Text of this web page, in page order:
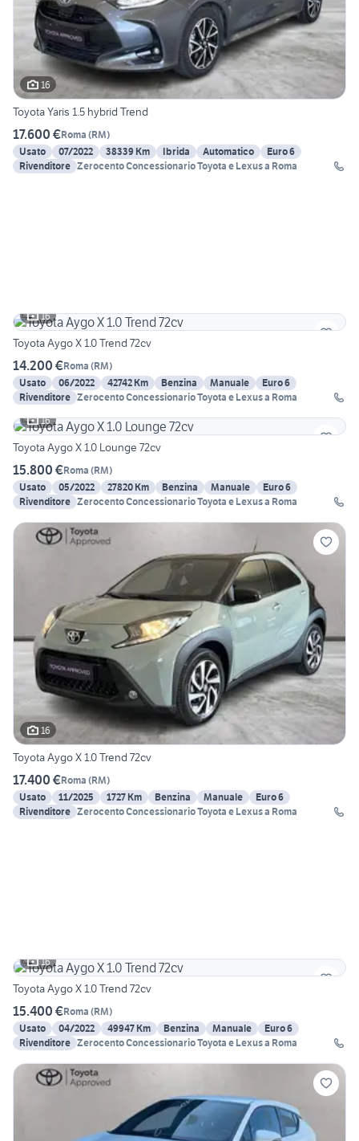
16
Toyota Yaris 1.5 hybrid Trend
17.600 €Roma (RM)
Usato
07/2022 38339 Km Ibrida Automatico
Euro 6
Rivenditore Zerocento Concessionario Toyota e Lexus a Roma
16
Toyota Aygo X 1.0 Trend 72cv
14.200 €Roma (RM)
Usato
06/2022 42742 Km Benzina Manuale
Euro 6
Rivenditore Zerocento Concessionario Toyota e Lexus a Roma
16
Toyota Aygo X 1.0 Lounge 72cv
15.800 €Roma (RM)
Usato
05/2022 27820 Km Benzina Manuale
Euro 6
Rivenditore Zerocento Concessionario Toyota e Lexus a Roma
16
Toyota Aygo X 1.0 Trend 72cv
17.400 €Roma (RM)
Usato
11/2025 1727 Km Benzina Manuale
Euro 6
Rivenditore Zerocento Concessionario Toyota e Lexus a Roma
16
Toyota Aygo X 1.0 Trend 72cv
15.400 €Roma (RM)
Usato
04/2022 49947 Km Benzina Manuale
Euro 6
Rivenditore Zerocento Concessionario Toyota e Lexus a Roma